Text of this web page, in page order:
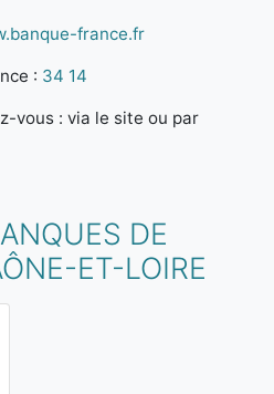
france.fr
: 34 14
vous : via le site ou par
DE
ET-LOIRE